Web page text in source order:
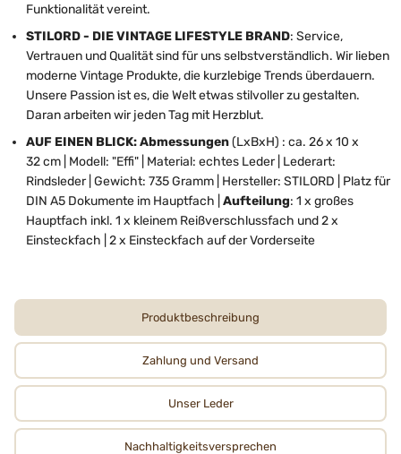
Funktionalität vereint.
STILORD - DIE VINTAGE LIFESTYLE BRAND: Service,
Vertrauen und Qualität sind für uns selbstverständlich. Wir lieben
moderne Vintage Produkte, die kurzlebige Trends überdauern.
Unsere Passion ist es, die Welt etwas stilvoller zu gestalten.
Daran arbeiten wir jeden Tag mit Herzblut.
AUF EINEN BLICK: Abmessungen(LxBxH) : ca. 26 x 10 x
32 cm | Modell: "Effi" | Material: echtes Leder | Lederart:
Rindsleder | Gewicht: 735 Gramm | Hersteller: STILORD | Platz für
DIN A5 Dokumente im Hauptfach | Aufteilung: 1 x großes
Hauptfach inkl. 1 x kleinem Reißverschlussfach und 2 x
Einsteckfach | 2 x Einsteckfach auf der Vorderseite
Produktbeschreibung
Zahlung und Versand
Unser Leder
Nachhaltigkeits­­­versprechen